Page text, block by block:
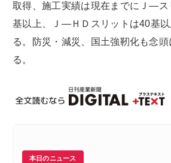
取得、施工実績は現在までにＪ―ス
基以上、Ｊ―ＨＤスリットは40基
る。防災・減災、国土強靭化も念
る。
本日のニュース